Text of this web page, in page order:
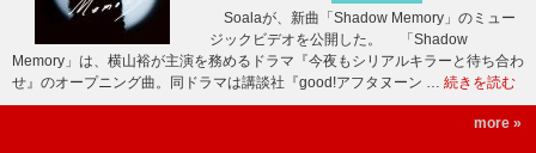
Soalaが、新曲「Shadow Memory」のミュー
ジックビデオを公開した。 「Shadow
Memory」は、横山裕が主演を務めるドラマ『今夜もシリアルキラーと待ち合わ
せ』のオープニング曲。同ドラマは講談社『good!アフタヌーン … 続きを読む
more »